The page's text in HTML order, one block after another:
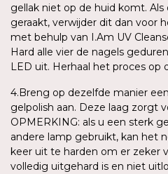
gellak niet op de huid komt.
geraakt, verwijder dit dan voor
met behulp van I.Am UV
Hard alle vier de nagels
LED uit. Herhaal het proces op
4.Breng op dezelfde manier
gelpolish aan. Deze laag zorgt
OPMERKING: als u een sterk
andere lamp gebruikt, kan het
keer uit te harden om er zeker
volledig uitgehard is en niet